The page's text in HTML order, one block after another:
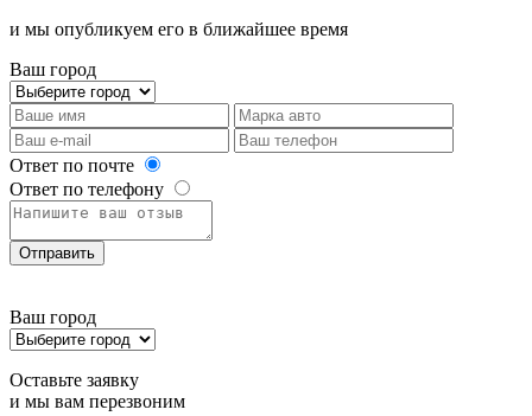
и мы опубликуем его в ближайшее время
Ваш город
Ответ по почте
Ответ по телефону
Отправить
Ваш город
Оставьте заявку
и мы вам перезвоним